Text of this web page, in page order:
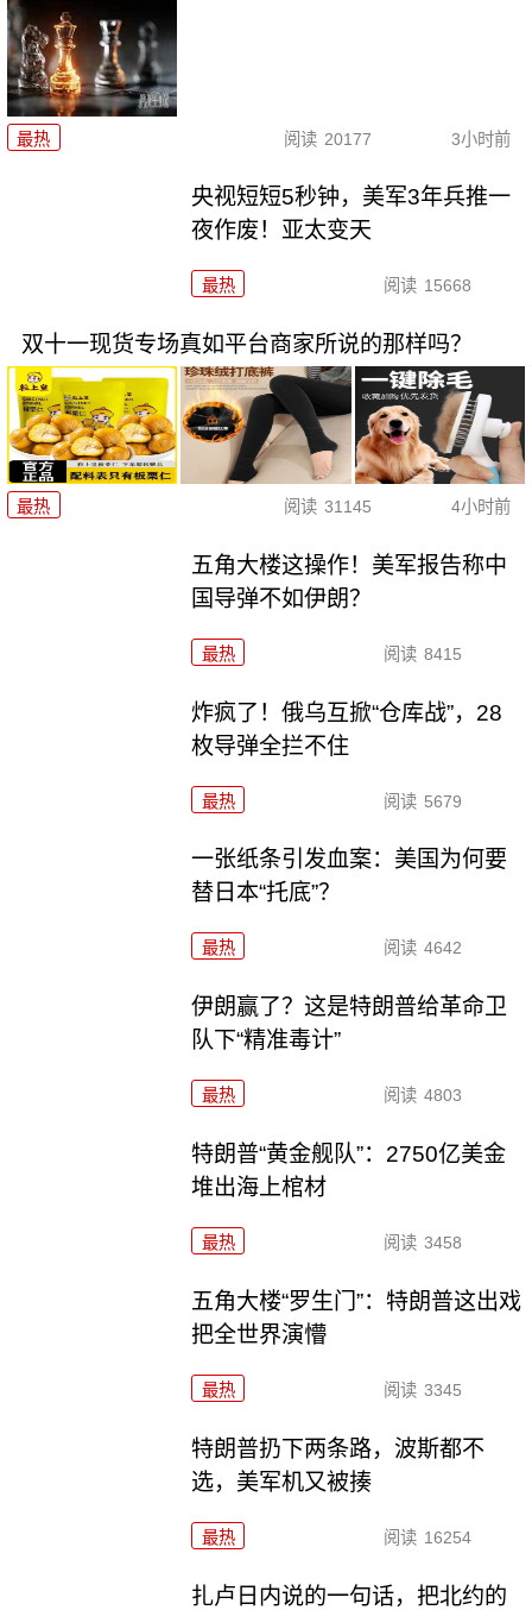
最热 阅读 20177 3小时前
央视短短5秒钟，美军3年兵推一
夜作废！亚太变天
最热 阅读 15668
双十一现货专场真如平台商家所说的那样吗？
最热 阅读 31145 4小时前
五角大楼这操作！美军报告称中
国导弹不如伊朗？
最热 阅读 8415
炸疯了！俄乌互掀“仓库战”，28
枚导弹全拦不住
最热 阅读 5679
一张纸条引发血案：美国为何要
替日本“托底”？
最热 阅读 4642
伊朗赢了？这是特朗普给革命卫
队下“精准毒计”
最热 阅读 4803
特朗普“黄金舰队”：2750亿美金
堆出海上棺材
最热 阅读 3458
五角大楼“罗生门”：特朗普这出戏
把全世界演懵
最热 阅读 3345
特朗普扔下两条路，波斯都不
选，美军机又被揍
最热 阅读 16254
扎卢日内说的一句话，把北约的